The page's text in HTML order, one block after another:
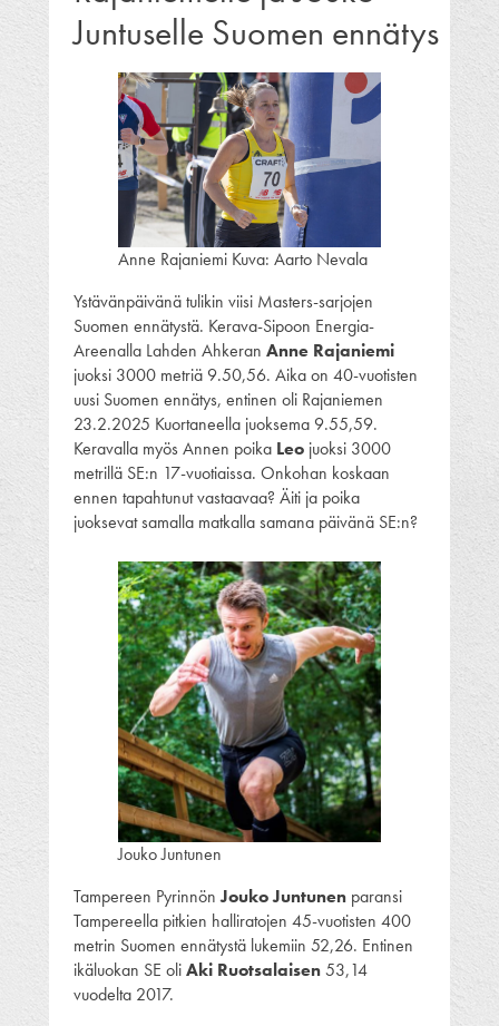
Juntuselle Suomen ennätys
Anne Rajaniemi Kuva: Aarto Nevala
Ystävänpäivänä tulikin viisi Masters-sarjojen
Suomen ennätystä. Kerava-Sipoon Energia-
Areenalla Lahden Ahkeran Anne Rajaniemi
juoksi 3000 metriä 9.50,56. Aika on 40-vuotisten
uusi Suomen ennätys, entinen oli Rajaniemen
23.2.2025 Kuortaneella juoksema 9.55,59.
Keravalla myös Annen poika Leo juoksi 3000
metrillä SE:n 17-vuotiaissa. Onkohan koskaan
ennen tapahtunut vastaavaa? Äiti ja poika
juoksevat samalla matkalla samana päivänä SE:n?
Jouko Juntunen
Tampereen PyrinnönJouko Juntunen paransi
Tampereella pitkien halliratojen 45-vuotisten 400
metrin Suomen ennätystä lukemiin 52,26. Entinen
ikäluokan SE oliAki Ruotsalaisen53,14
vuodelta 2017.